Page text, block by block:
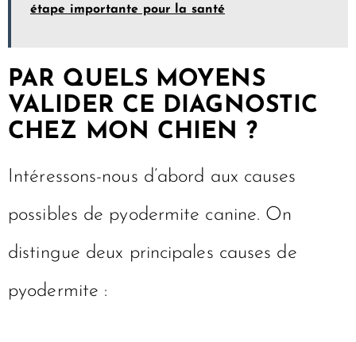
étape importante pour la santé
PAR QUELS MOYENS
VALIDER CE DIAGNOSTIC
CHEZ MON CHIEN ?
Intéressons-nous d’abord aux causes
possibles de pyodermite canine. On
distingue deux principales causes de
pyodermite :